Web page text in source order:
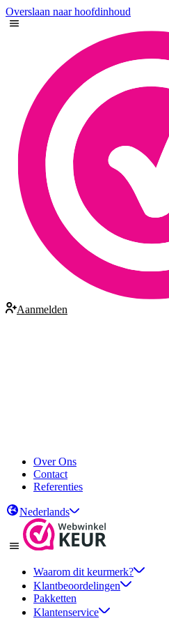
Overslaan naar hoofdinhoud
Aanmelden
Over Ons
Contact
Referenties
Nederlands
Waarom dit keurmerk?
Klantbeoordelingen
Pakketten
Klantenservice